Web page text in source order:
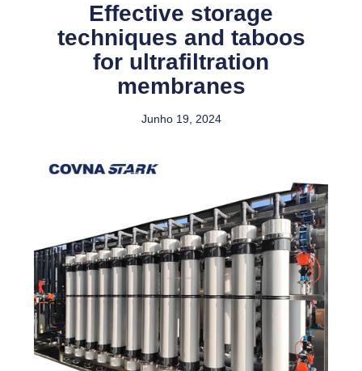
Effective storage
techniques and taboos
for ultrafiltration
membranes
Junho 19, 2024